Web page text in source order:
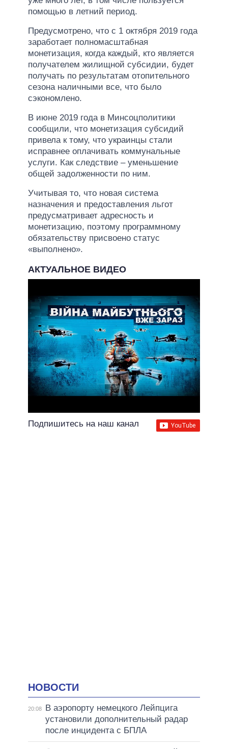
помощью в летний период.
Предусмотрено, что с 1 октября 2019 года
заработает полномасштабная
монетизация, когда каждый, кто является
получателем жилищной субсидии, будет
получать по результатам отопительного
сезона наличными все, что было
сэкономлено.
В июне 2019 года в Минсоцполитики
сообщили, что монетизация субсидий
привела к тому, что украинцы стали
исправнее оплачивать коммунальные
услуги. Как следствие – уменьшение
общей задолженности по ним.
Учитывая то, что новая система
назначения и предоставления льгот
предусматривает адресность и
монетизацию, поэтому программному
обязательству присвоено статус
«выполнено».
АКТУАЛЬНОЕ ВИДЕО
Подпишитесь на наш канал
НОВОСТИ
20:08
В аэропорту немецкого Лейпцига
установили дополнительный радар
после инцидента с БПЛА